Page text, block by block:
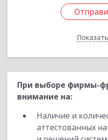
При выборе фирмы-
внимание на:
Наличие и
аттестованных